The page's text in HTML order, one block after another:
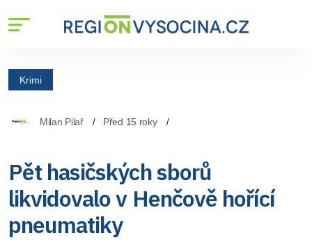
Krimi
Milan Pilař Před 15 roky
Pět hasičských sborů
likvidovalo v Henčově hořící
pneumatiky